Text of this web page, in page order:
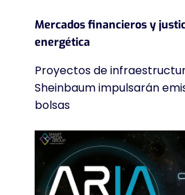
Mercados financieros y
energética
Proyectos de
Sheinbaum impulsarán
bolsas